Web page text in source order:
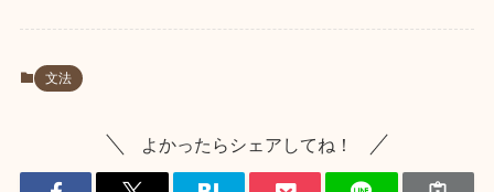
文法
よかったらシェアしてね！